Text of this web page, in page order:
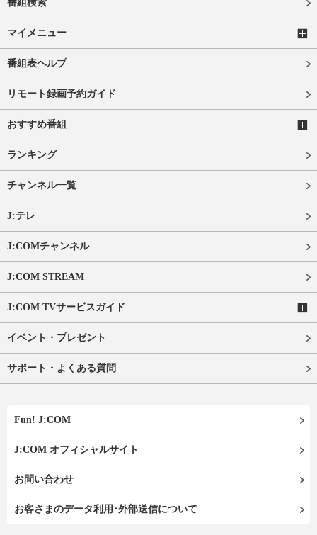
番組検索
マイメニュー
番組表ヘルプ
リモート録画予約ガイド
おすすめ番組
ランキング
チャンネル一覧
J:テレ
J:COMチャンネル
J:COM STREAM
J:COM TVサービスガイド
イベント・プレゼント
サポート・よくある質問
Fun! J:COM
J:COM オフィシャルサイト
お問い合わせ
お客さまのデータ利用･外部送信について